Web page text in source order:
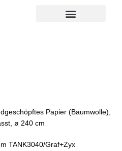
Papier (Baumwolle),
ø 240 cm
TANK3040/Graf+Zyx